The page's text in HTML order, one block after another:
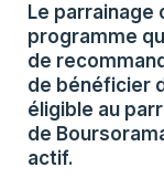
Le parrainage
programme
de
de bénéficier
éligible au
de
actif.